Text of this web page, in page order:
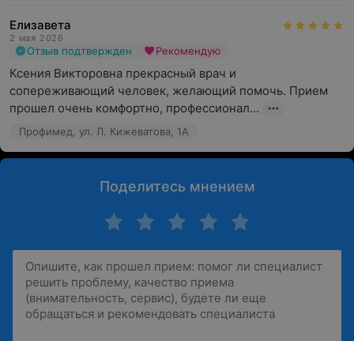
Елизавета
2 мая 2026
Отзыв подтвержден Рекомендую
Ксения Викторовна прекрасный врач и
сопереживающий человек, желающий помочь. Прием
прошел очень комфортно, профессионал...
Профимед, ул. Л. Кижеватова, 1А
Поделитесь мнением